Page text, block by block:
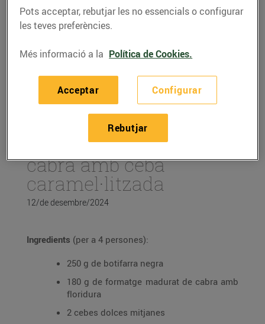
RECEPTES
Pintxo de botifarra
negra i formatge de
cabra amb ceba
caramel·litzada
12/de desembre/2024
Ingredients (per a 4 persones):
250 g de botifarra negra
180 g de formatge madurat de cabra amb
floridura
2 cebes dolces mitjanes
Pots acceptar, rebutjar les no essencials o configurar
les teves preferències.
Més informació a la Política de Cookies.
Configurar
Rebutjar
Acceptar